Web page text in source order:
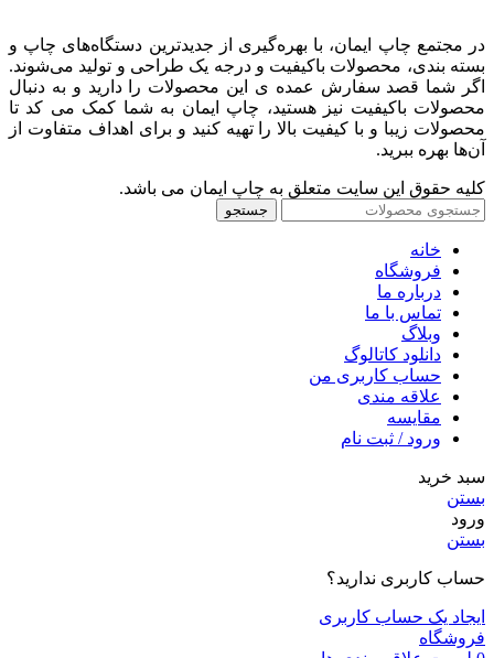
در مجتمع چاپ ایمان، با بهره‌گیری از جدیدترین دستگاه‌های چاپ و
بسته بندی، محصولات باکیفیت و درجه یک طراحی و تولید می‌شوند.
اگر شما قصد سفارش عمده ی این محصولات را دارید و به‌ دنبال
محصولات باکیفیت نیز هستید، چاپ ایمان به شما کمک می کد تا
محصولات زیبا و با کیفیت بالا را تهیه کنید و برای اهداف متفاوت از
آن‌ها بهره ببرید.
کلیه حقوق این سایت متعلق به چاپ ایمان می باشد.
جستجو
خانه
فروشگاه
درباره ما
تماس با ما
وبلاگ
دانلود کاتالوگ
حساب کاربری من
علاقه مندی
مقايسه
ورود / ثبت نام
سبد خرید
بستن
ورود
بستن
حساب کاربری ندارید؟
ایجاد یک حساب کاربری
فروشگاه